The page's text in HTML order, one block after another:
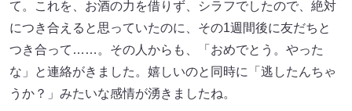
て。これを、お酒の力を借りず、シラフでしたので、絶対
につき合えると思っていたのに、その1週間後に友だちと
つき合って……。その人からも、「おめでとう。やった
な」と連絡がきました。嬉しいのと同時に「逃したんちゃ
うか？」みたいな感情が湧きましたね。